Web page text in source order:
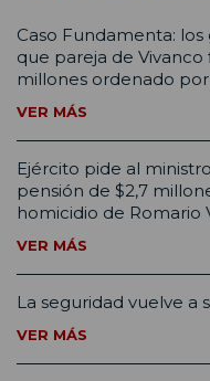
Caso Fundamenta:
que pareja de Vivanco
millones ordenado
VER MÁS
Ejército pide al
pensión de $2,7
homicidio de Romario
VER MÁS
La seguridad vuelve a
VER MÁS